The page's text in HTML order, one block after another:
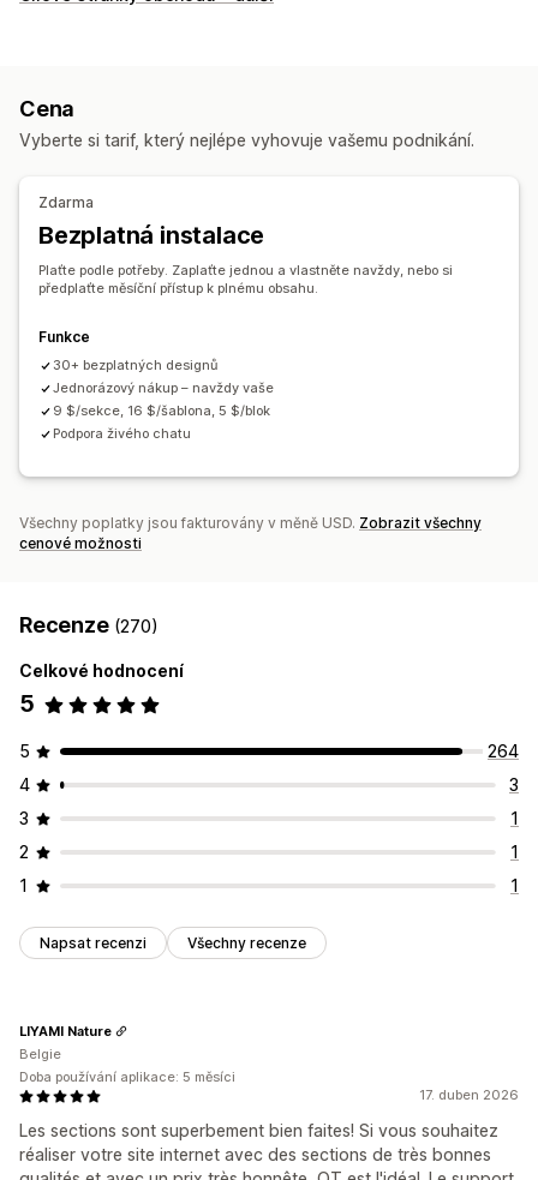
Zápatí
Stránky s tiskovými zprávami
Stránky Právní informace
Správa stránek
Vlastní písma Vlastní kód Fragmenty
Cena
Vyberte si tarif, který nejlépe vyhovuje vašemu podnikání.
Zdarma
Bezplatná instalace
Plaťte podle potřeby. Zaplaťte jednou a vlastněte navždy, nebo si
předplaťte měsíční přístup k plnému obsahu.
Funkce
30+ bezplatných designů
Jednorázový nákup – navždy vaše
9 $/sekce, 16 $/šablona, 5 $/blok
Podpora živého chatu
Všechny poplatky jsou fakturovány v měně USD. Zobrazit všechny
cenové možnosti
Recenze (270)
Celkové hodnocení
5
5
264
4
3
3
1
2
1
1
1
Napsat recenzi Všechny recenze
17. duben 2026
Les sections sont superbement bien faites! Si vous souhaitez
réaliser votre site internet avec des sections de très bonnes
LIYAMI Nature
Belgie
Doba používání aplikace: 5 měsíci